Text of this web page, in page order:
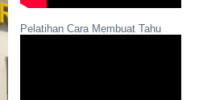
Pelatihan Cara Membuat Tahu